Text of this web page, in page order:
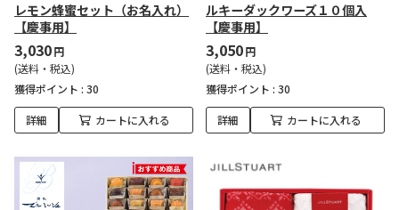
レモン蜂蜜セット（お名入れ）
【慶事用】
3,030円
(送料・税込)
獲得ポイント : 30
詳細 カートに入れる
ルキーダックワーズ１０個入
【慶事用】
3,050円
(送料・税込)
獲得ポイント : 30
詳細 カートに入れる